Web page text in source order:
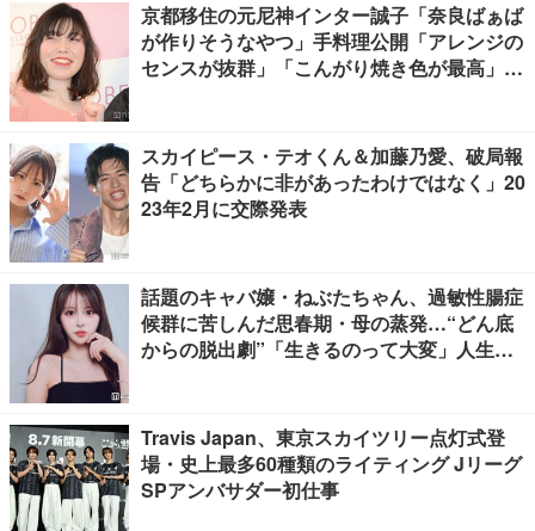
京都移住の元尼神インター誠子「奈良ばぁば
が作りそうなやつ」手料理公開「アレンジの
センスが抜群」「こんがり焼き色が最高」と
スカイピース・テオくん＆加藤乃愛、破局報
告「どちらかに非があったわけではなく」20
23年2月に交際発表
話題のキャバ嬢・ねぶたちゃん、過敏性腸症
候群に苦しんだ思春期・母の蒸発…“どん底
からの脱出劇”「生きるのって大変」人生変
Travis Japan、東京スカイツリー点灯式登
場・史上最多60種類のライティング Jリーグ
SPアンバサダー初仕事